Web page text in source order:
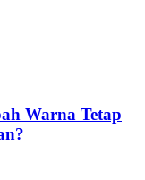
Warna Tetap